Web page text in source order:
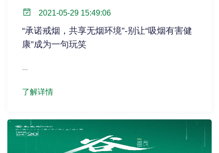
2021-05-29 15:49:06
“承诺戒烟，共享无烟环境”-别让“吸烟有害健
康”成为一句玩笑
...
了解详情